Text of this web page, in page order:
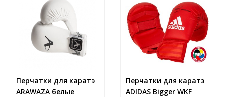
Перчатки для каратэ
ARAWAZA белые
Перчатки для каратэ
ADIDAS Bigger WKF